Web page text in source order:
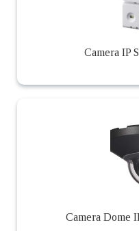
Camera IP
Camera Dome